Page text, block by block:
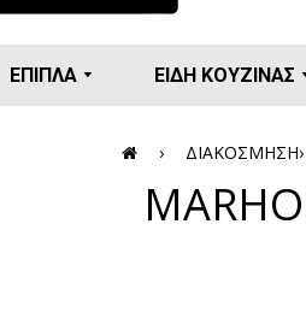
ΕΠΙΠΛΑ ΕΙΔΗ ΚΟΥΖΙΝΑΣ
› ΔΙΑΚΟΣΜΗΣΗ›